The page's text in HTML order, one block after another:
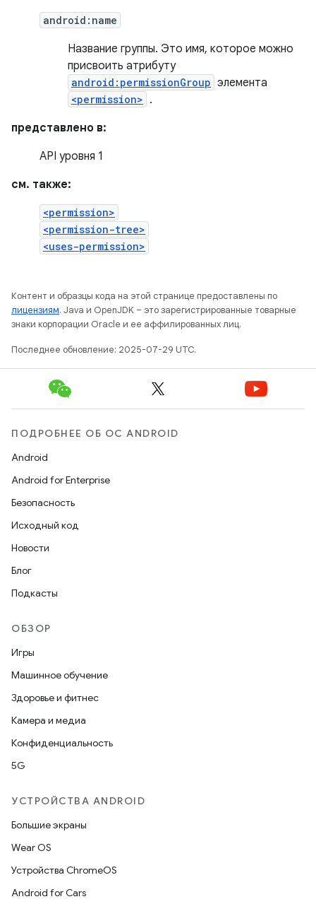
android:name
Название группы. Это имя, которое можно
присвоить атрибуту
android:permissionGroup элемента
<permission> .
представлено в:
API уровня 1
см. также:
<permission>
<permission-tree>
<uses-permission>
Контент и образцы кода на этой странице предоставлены по
лицензиям. Java и OpenJDK – это зарегистрированные товарные
знаки корпорации Oracle и ее аффилированных лиц.
Последнее обновление: 2025-07-29 UTC.
ПОДРОБНЕЕ ОБ ОС ANDROID
Android
Android for Enterprise
Безопасность
Исходный код
Новости
Блог
Подкасты
ОБЗОР
Игры
Машинное обучение
Здоровье и фитнес
Камера и медиа
Конфиденциальность
5G
УСТРОЙСТВА ANDROID
Большие экраны
Wear OS
Устройства ChromeOS
Android for Cars